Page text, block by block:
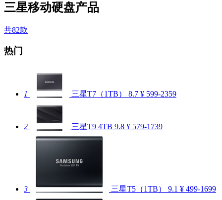
三星移动硬盘产品
共82款
热门
1 三星T7（1TB） 8.7 ¥ 599-2359
2 三星T9 4TB 9.8 ¥ 579-1739
3 三星T5（1TB） 9.1 ¥ 499-1699